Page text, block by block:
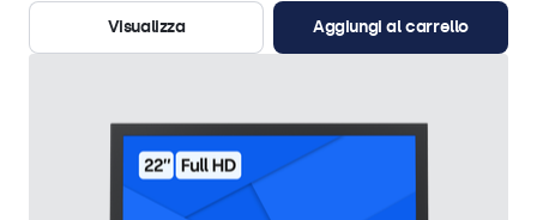
Visualizza
Aggiungi al carrello